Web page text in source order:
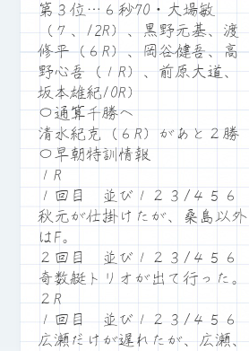
第３位…６秒70・大場敏
（７、12R）、黒野元基、渡
修平（６R）、岡谷健吾、高
野心吾（１R）、前原大道、
坂本雄紀10R）
〇通算千勝へ
清水紀克（６R）があと２勝
〇早朝特訓情報
１R
１回目 並び１２３/４５６
秋元が仕掛けたが、桑島以外
はF。
２回目 並び１２３/４５６
奇数艇トリオが出て行った。
２R
１回目 並び１２３/４５６
広瀬だけが遅れたが、広瀬、